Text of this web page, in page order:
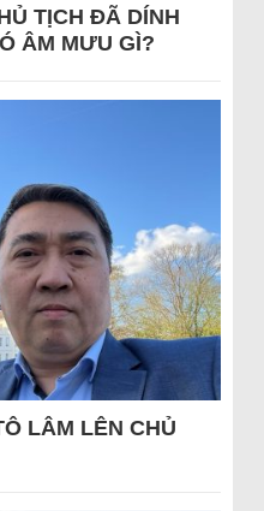
TỊCH ĐÃ DÍNH
ÂM MƯU GÌ?
LÂM LÊN CHỦ